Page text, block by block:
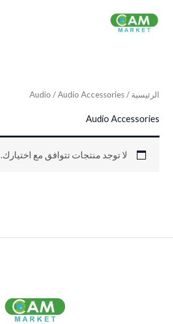
الرئيسية /
Audio / Audio Accessories
Audio Accessories
لا توجد منتجات تتوافق مع اختيارك.